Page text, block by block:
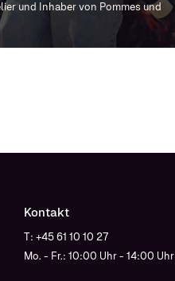
und Inhaber von Pommes und
Kontakt
T: +45 61 10 10 27
Mo. - Fr.: 10:00 Uhr - 14:00 Uhr